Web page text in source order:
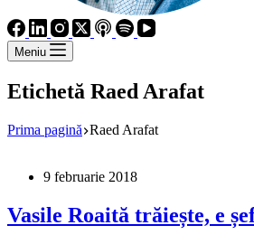
Meniu
Etichetă Raed Arafat
Prima pagină Raed Arafat
9 februarie 2018
Vasile Roaită trăiește, e